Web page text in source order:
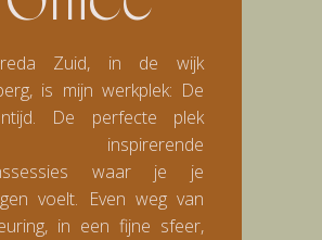
Zuid, in de wijk
is mijn werkplek: De
De perfecte plek
inspirerende
waar je je
voelt. Even weg van
in een fijne sfeer,